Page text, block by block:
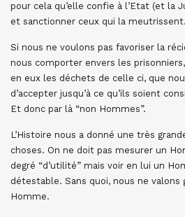
pour cela qu’elle confie à l’Etat (et la
et sanctionner ceux qui la meutrissent.
Si nous ne voulons pas favoriser la
nous comporter envers les
en eux les déchets de celle ci, que
d’accepter jusqu’à ce qu’ils soient
Et donc par là “non Hommes”.
L’Histoire nous a donné une très
choses. On ne doit pas mesurer un
degré “d’utilité” mais voir en lui un
détestable. Sans quoi, nous ne valons
Homme.